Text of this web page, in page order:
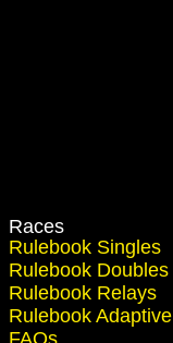
Races
Rulebook Singles
Rulebook Doubles
Rulebook Relays
Rulebook Adaptive
FAQs